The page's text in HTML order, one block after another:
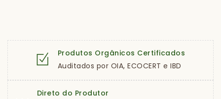
Produtos Orgânicos Certificados
Auditados por OIA, ECOCERT e IBD
Direto do Produtor